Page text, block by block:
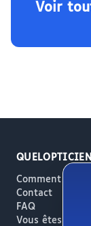
Voir
QUELOPTICIEN
Comment ça
Contact
FAQ
Vous êtes